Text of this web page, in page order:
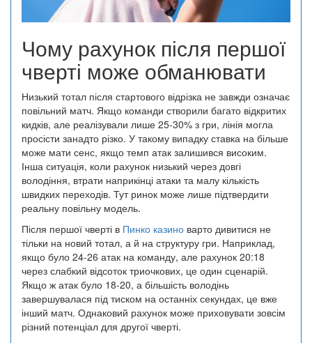
Чому рахунок після першої
чверті може обманювати
Низький тотал після стартового відрізка не завжди означає
повільний матч. Якщо команди створили багато відкритих
кидків, але реалізували лише 25-30% з гри, лінія могла
просісти занадто різко. У такому випадку ставка на більше
може мати сенс, якщо темп атак залишився високим.
Інша ситуація, коли рахунок низький через довгі
володіння, втрати наприкінці атаки та малу кількість
швидких переходів. Тут ринок може лише підтвердити
реальну повільну модель.
Після першої чверті в Пинко казино варто дивитися не
тільки на новий тотал, а й на структуру гри. Наприклад,
якщо було 24-26 атак на команду, але рахунок 20:18
через слабкий відсоток триочкових, це один сценарій.
Якщо ж атак було 18-20, а більшість володінь
завершувалася під тиском на останніх секундах, це вже
інший матч. Однаковий рахунок може приховувати зовсім
різний потенціал для другої чверті.